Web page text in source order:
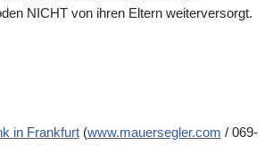
NICHT von ihren Eltern weiterversorgt.
in Frankfurt (www.mauersegler.com / 069-